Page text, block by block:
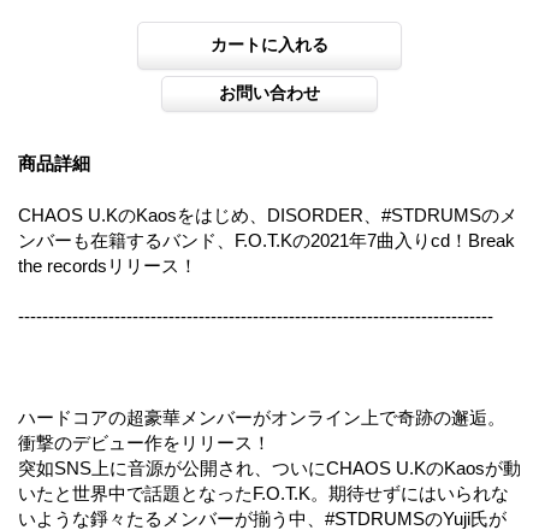
商品詳細
CHAOS U.KのKaosをはじめ、DISORDER、#STDRUMSのメ
ンバーも在籍するバンド、F.O.T.Kの2021年7曲入りcd！Break
the recordsリリース！
-------------------------------------------------------------------------------
ハードコアの超豪華メンバーがオンライン上で奇跡の邂逅。
衝撃のデビュー作をリリース！
突如SNS上に音源が公開され、ついにCHAOS U.KのKaosが動
いたと世界中で話題となったF.O.T.K。期待せずにはいられな
いような錚々たるメンバーが揃う中、#STDRUMSのYuji氏が